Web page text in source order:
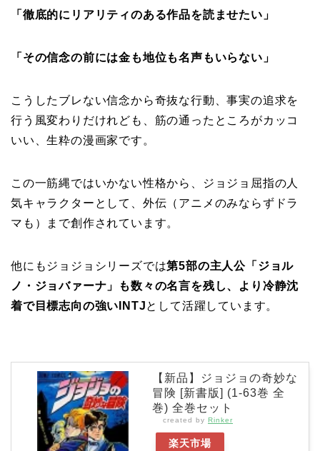
「徹底的にリアリティのある作品を読ませたい」
「その信念の前には金も地位も名声もいらない」
こうしたブレない信念から奇抜な行動、事実の追求を
行う風変わりだけれども、筋の通ったところがカッコ
いい、生粋の漫画家です。
この一筋縄ではいかない性格から、ジョジョ屈指の人
気キャラクターとして、外伝（アニメのみならずドラ
マも）まで創作されています。
他にもジョジョシリーズでは第5部の主人公「ジョル
ノ・ジョバァーナ」も数々の名言を残し、より冷静沈
着で目標志向の強いINTJとして活躍しています。
【新品】ジョジョの奇妙な
冒険 [新書版] (1-63巻 全
巻) 全巻セット
created by Rinker
楽天市場